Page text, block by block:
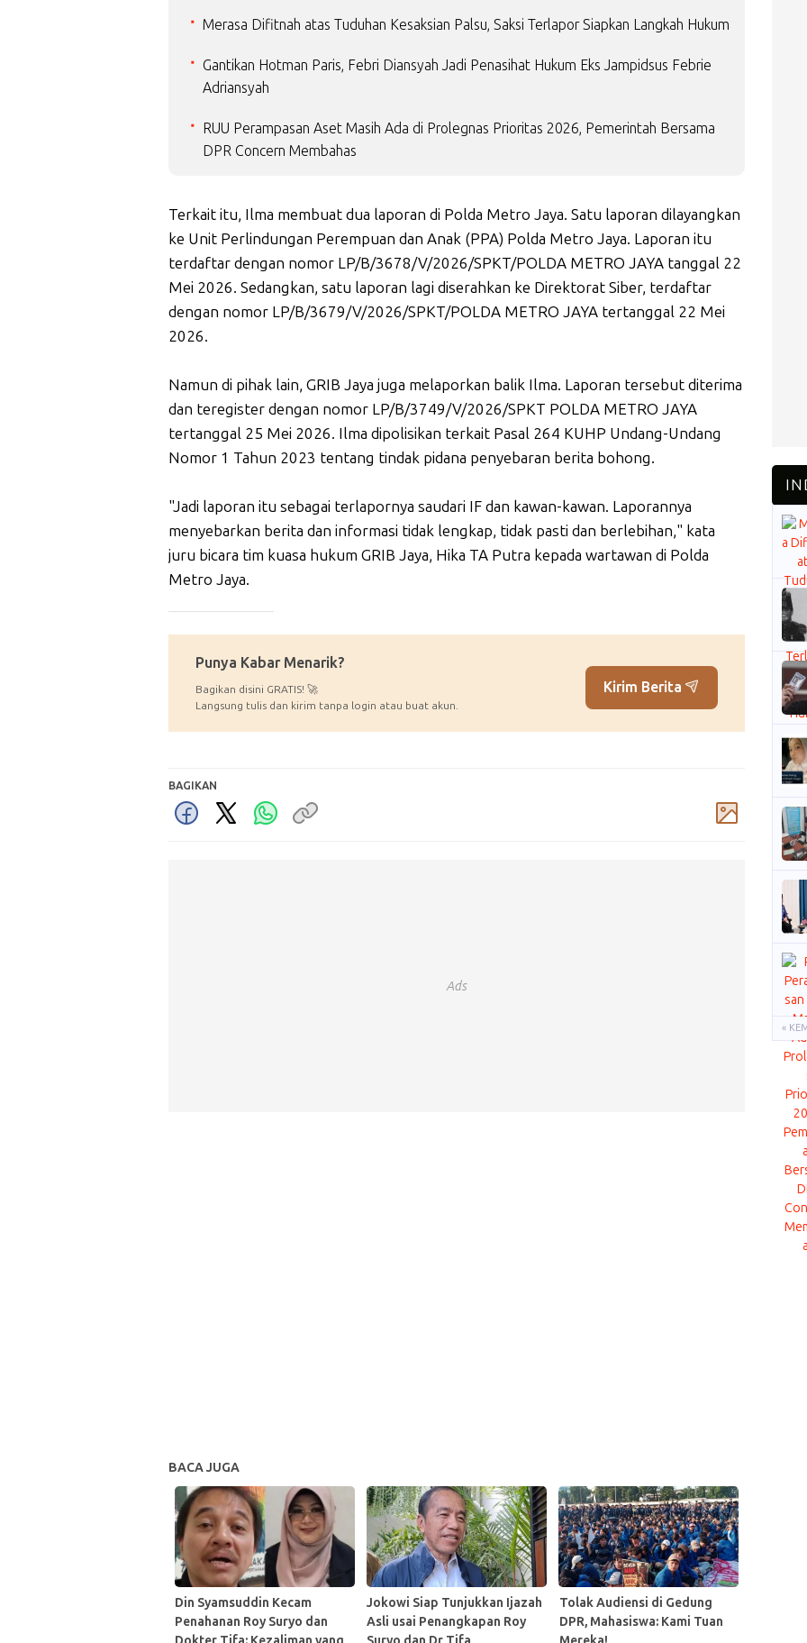
Merasa Difitnah atas Tuduhan Kesaksian Palsu, Saksi Terlapor Siapkan Langkah Hukum
Gantikan Hotman Paris, Febri Diansyah Jadi Penasihat Hukum Eks Jampidsus Febrie
Adriansyah
RUU Perampasan Aset Masih Ada di Prolegnas Prioritas 2026, Pemerintah Bersama
DPR Concern Membahas
Terkait itu, Ilma membuat dua laporan di Polda Metro Jaya. Satu laporan dilayangkan
ke Unit Perlindungan Perempuan dan Anak (PPA) Polda Metro Jaya. Laporan itu
terdaftar dengan nomor LP/B/3678/V/2026/SPKT/POLDA METRO JAYA tanggal 22
Mei 2026. Sedangkan, satu laporan lagi diserahkan ke Direktorat Siber, terdaftar
dengan nomor LP/B/3679/V/2026/SPKT/POLDA METRO JAYA tertanggal 22 Mei
2026.
Namun di pihak lain, GRIB Jaya juga melaporkan balik Ilma. Laporan tersebut diterima
dan teregister dengan nomor LP/B/3749/V/2026/SPKT POLDA METRO JAYA
tertanggal 25 Mei 2026. Ilma dipolisikan terkait Pasal 264 KUHP Undang-Undang
Nomor 1 Tahun 2023 tentang tindak pidana penyebaran berita bohong.
"Jadi laporan itu sebagai terlapornya saudari IF dan kawan-kawan. Laporannya
menyebarkan berita dan informasi tidak lengkap, tidak pasti dan berlebihan," kata
juru bicara tim kuasa hukum GRIB Jaya, Hika TA Putra kepada wartawan di Polda
Metro Jaya.
Punya Kabar Menarik?
Bagikan disini GRATIS! 🚀
Langsung tulis dan kirim tanpa login atau buat akun.
Kirim Berita
BAGIKAN
Ads
BACA JUGA
Din Syamsuddin Kecam
Penahanan Roy Suryo dan
Jokowi Siap Tunjukkan Ijazah
Asli usai Penangkapan Roy
Tolak Audiensi di Gedung
DPR, Mahasiswa: Kami Tuan
«